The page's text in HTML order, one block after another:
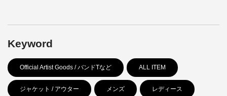
Keyword
Official Artist Goods / バンドTなど ALL ITEM
ジャケット / アウター メンズ レディース